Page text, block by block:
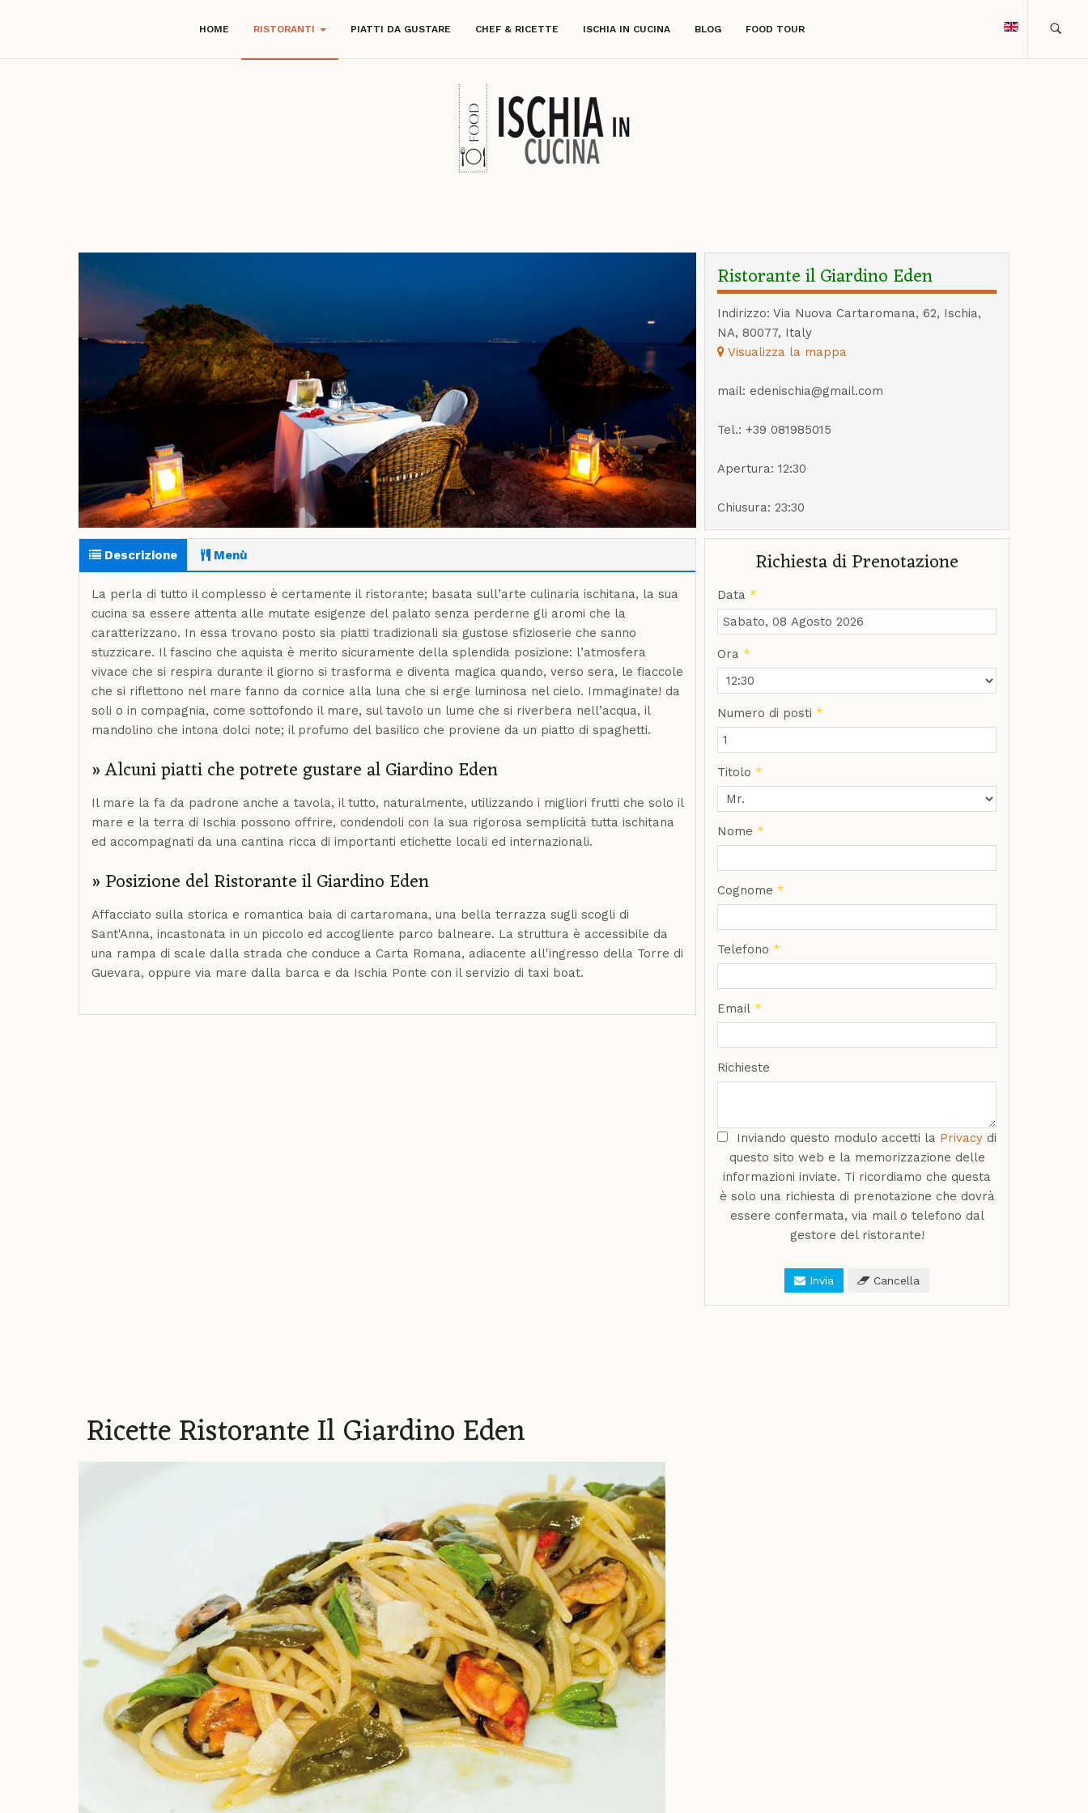
HOME RISTORANTI PIATTI DA GUSTARE CHEF & RICETTE ISCHIA IN CUCINA BLOG FOOD TOUR
Ristorante il Giardino Eden
Indirizzo: Via Nuova Cartaromana, 62, Ischia,
NA, 80077, Italy
Visualizza la mappa
mail: edenischia@gmail.com
Tel.: +39 081985015
Apertura: 12:30
Chiusura: 23:30
Descrizione Menù
La perla di tutto il complesso è certamente il ristorante; basata sull’arte culinaria ischitana, la sua
cucina sa essere attenta alle mutate esigenze del palato senza perderne gli aromi che la
caratterizzano. In essa trovano posto sia piatti tradizionali sia gustose sfizioserie che sanno
stuzzicare. Il fascino che aquista è merito sicuramente della splendida posizione: l’atmosfera
vivace che si respira durante il giorno si trasforma e diventa magica quando, verso sera, le fiaccole
che si riflettono nel mare fanno da cornice alla luna che si erge luminosa nel cielo. Immaginate! da
soli o in compagnia, come sottofondo il mare, sul tavolo un lume che si riverbera nell’acqua, il
mandolino che intona dolci note; il profumo del basilico che proviene da un piatto di spaghetti.
» Alcuni piatti che potrete gustare al Giardino Eden
Il mare la fa da padrone anche a tavola, il tutto, naturalmente, utilizzando i migliori frutti che solo il
mare e la terra di Ischia possono offrire, condendoli con la sua rigorosa semplicità tutta ischitana
ed accompagnati da una cantina ricca di importanti etichette locali ed internazionali.
» Posizione del Ristorante il Giardino Eden
Affacciato sulla storica e romantica baia di cartaromana, una bella terrazza sugli scogli di
Sant'Anna, incastonata in un piccolo ed accogliente parco balneare. La struttura è accessibile da
una rampa di scale dalla strada che conduce a Carta Romana, adiacente all'ingresso della Torre di
Guevara, oppure via mare dalla barca e da Ischia Ponte con il servizio di taxi boat.
Richiesta di Prenotazione
Data *
Ora *
Numero di posti *
Titolo *
Nome *
Cognome *
Telefono *
Email *
Richieste
Inviando questo modulo accetti la Privacydi
questo sito web e la memorizzazione delle
informazioni inviate. Ti ricordiamo che questa
è solo una richiesta di prenotazione che dovrà
essere confermata, via mail o telefono dal
gestore del ristorante!
Invia Cancella
Ricette Ristorante Il Giardino Eden